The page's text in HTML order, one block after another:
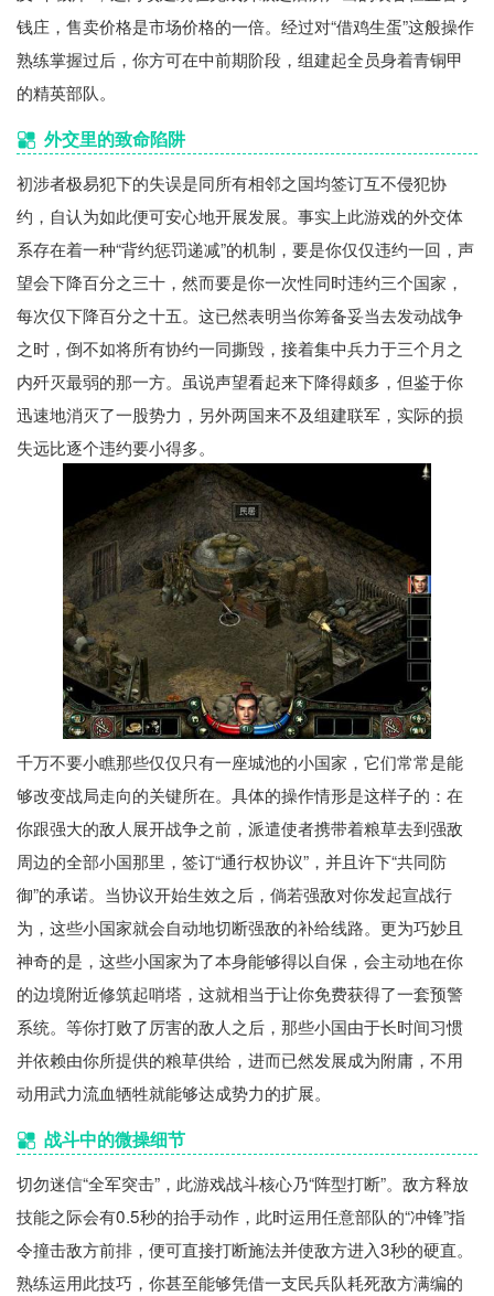
钱庄，售卖价格是市场价格的一倍。经过对“借鸡生蛋”这般操作
熟练掌握过后，你方可在中前期阶段，组建起全员身着青铜甲
的精英部队。
外交里的致命陷阱
初涉者极易犯下的失误是同所有相邻之国均签订互不侵犯协
约，自认为如此便可安心地开展发展。事实上此游戏的外交体
系存在着一种“背约惩罚递减”的机制，要是你仅仅违约一回，声
望会下降百分之三十，然而要是你一次性同时违约三个国家，
每次仅下降百分之十五。这已然表明当你筹备妥当去发动战争
之时，倒不如将所有协约一同撕毁，接着集中兵力于三个月之
内歼灭最弱的那一方。虽说声望看起来下降得颇多，但鉴于你
迅速地消灭了一股势力，另外两国来不及组建联军，实际的损
失远比逐个违约要小得多。
千万不要小瞧那些仅仅只有一座城池的小国家，它们常常是能
够改变战局走向的关键所在。具体的操作情形是这样子的：在
你跟强大的敌人展开战争之前，派遣使者携带着粮草去到强敌
周边的全部小国那里，签订“通行权协议”，并且许下“共同防
御”的承诺。当协议开始生效之后，倘若强敌对你发起宣战行
为，这些小国家就会自动地切断强敌的补给线路。更为巧妙且
神奇的是，这些小国家为了本身能够得以自保，会主动地在你
的边境附近修筑起哨塔，这就相当于让你免费获得了一套预警
系统。等你打败了厉害的敌人之后，那些小国由于长时间习惯
并依赖由你所提供的粮草供给，进而已然发展成为附庸，不用
动用武力流血牺牲就能够达成势力的扩展。
战斗中的微操细节
切勿迷信“全军突击”，此游戏战斗核心乃“阵型打断”。敌方释放
技能之际会有0.5秒的抬手动作，此时运用任意部队的“冲锋”指
令撞击敌方前排，便可直接打断施法并使敌方进入3秒的硬直。
熟练运用此技巧，你甚至能够凭借一支民兵队耗死敌方满编的